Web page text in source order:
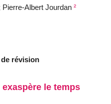
Pierre-Albert Jourdan ²
révision
le temps